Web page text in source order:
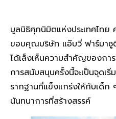
มูลนิธิศุภนิมิตแห่งประเทศไทย
ขอบคุณบริษัท แอ๊บวี่ ฟาร์มาซู
ได้เล็งเห็นความสำคัญของก
การสนับสนุนครั้งนี้จะเป็นจุดเ
รากฐานที่แข็งแกร่งให้กับเด็ก
นันทนาการที่สร้างสรรค์